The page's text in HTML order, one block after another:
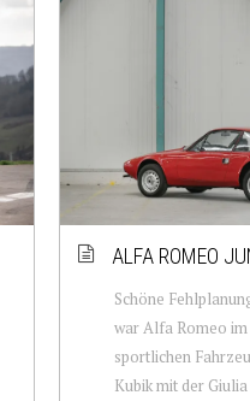
ALFA ROMEO
Schöne
war Alfa Romeo
sportlichen
Kubik mit der